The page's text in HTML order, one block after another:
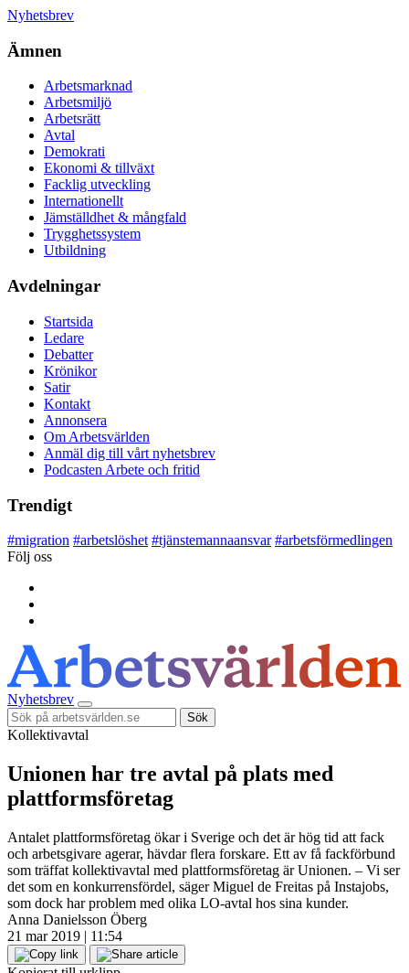
Nyhetsbrev
Ämnen
Arbetsmarknad
Arbetsmiljö
Arbetsrätt
Avtal
Demokrati
Ekonomi & tillväxt
Facklig utveckling
Internationellt
Jämställdhet & mångfald
Trygghetssystem
Utbildning
Avdelningar
Startsida
Ledare
Debatter
Krönikor
Satir
Kontakt
Annonsera
Om Arbetsvärlden
Anmäl dig till vårt nyhetsbrev
Podcasten Arbete och fritid
Trendigt
#migration #arbetslöshet #tjänstemannaansvar #arbetsförmedlingen
Följ oss
Nyhetsbrev
Sök
Kollektivavtal
Unionen har tre avtal på plats med
plattformsföretag
Antalet plattformsföretag ökar i Sverige och det är hög tid att fack
och arbetsgivare agerar, hävdar flera forskare. Ett av få fackförbund
som träffat kollektivavtal med plattformsföretag är Unionen. – Vi ser
det som en konkurrensfördel, säger Miguel de Freitas på Instajobs,
som dock har problem med olika LO-avtal hos sina kunder.
Anna Danielsson Öberg
21 mar 2019 | 11:54